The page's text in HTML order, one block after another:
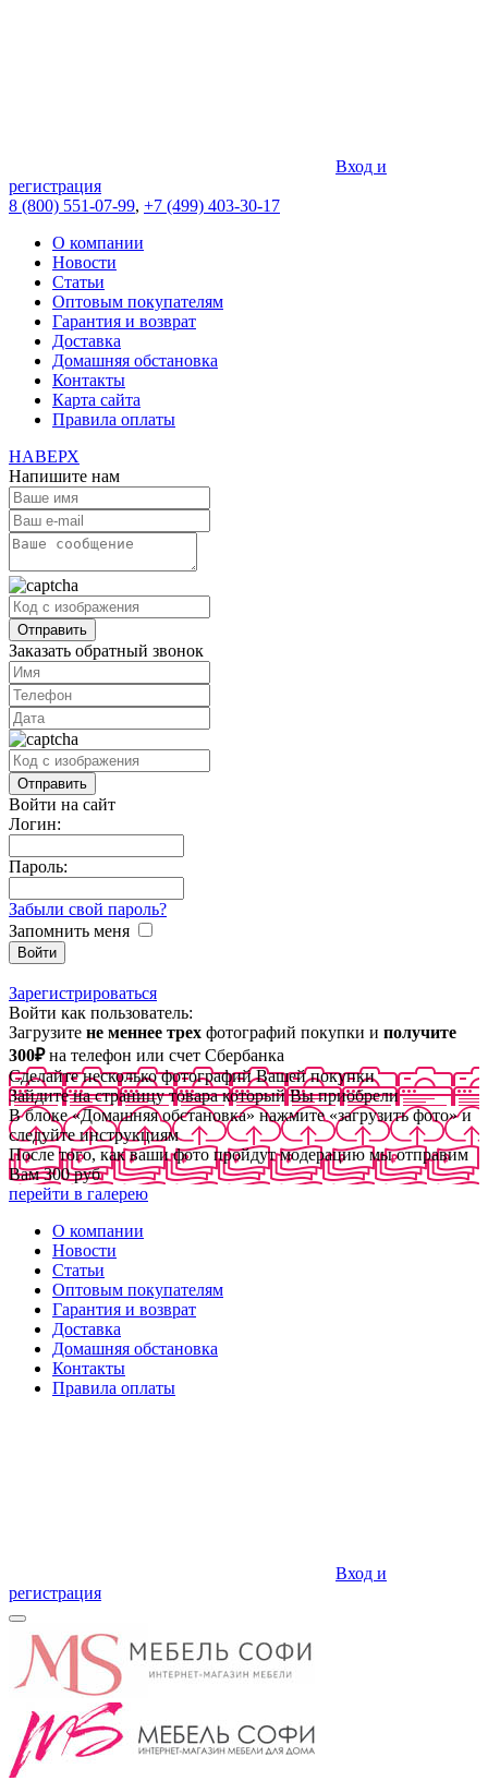
Вход и
регистрация
8 (800) 551-07-99, +7 (499) 403-30-17
О компании
Новости
Статьи
Оптовым покупателям
Гарантия и возврат
Доставка
Домашняя обстановка
Контакты
Карта сайта
Правила оплаты
НАВЕРХ
Напишите нам
Заказать обратный звонок
Войти на сайт
Логин:
Пароль:
Забыли свой пароль?
Запомнить меня
Зарегистрироваться
Войти как пользователь:
Загрузите не меннее трех фотографий покупки и получите
300₽на телефон или счет Сбербанка
Сделайте несколько фотографий Вашей покупки
Зайдите на страницу товара который Вы приобрели
В блоке «Домашняя обстановка» нажмите «загрузить фото» и
следуйте инструкциям
После того, как ваши фото пройдут модерацию мы отправим
Вам 300 руб
перейти в галерею
О компании
Новости
Статьи
Оптовым покупателям
Гарантия и возврат
Доставка
Домашняя обстановка
Контакты
Правила оплаты
Вход и
регистрация